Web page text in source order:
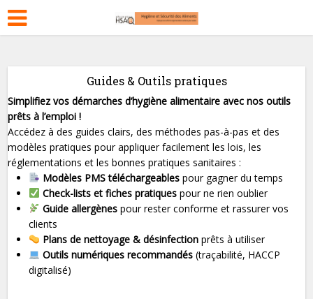
Guides & Outils pratiques
Simplifiez vos démarches d’hygiène alimentaire avec nos outils
prêts à l’emploi !
Accédez à des guides clairs, des méthodes pas-à-pas et des
modèles pratiques pour appliquer facilement les lois, les
réglementations et les bonnes pratiques sanitaires :
Modèles PMS téléchargeables pour gagner du temps
Check-lists et fiches pratiques pour ne rien oublier
Guide allergènes pour rester conforme et rassurer vos
clients
Plans de nettoyage & désinfection prêts à utiliser
Outils numériques recommandés (traçabilité, HACCP
digitalisé)